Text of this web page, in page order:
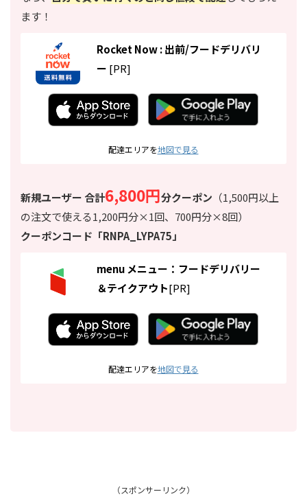
ます！
Rocket Now : 出前/フードデリバリ
ー [PR]
配達エリアを地図で見る
新規ユーザー 合計6,800円分クーポン （1,500円以上
の注文で使える1,200円分×1回、700円分×8回）
クーポンコード「RNPA_LYPA75 」
menu メニュー：フードデリバリー
＆テイクアウト[PR]
配達エリアを地図で見る
（スポンサーリンク）